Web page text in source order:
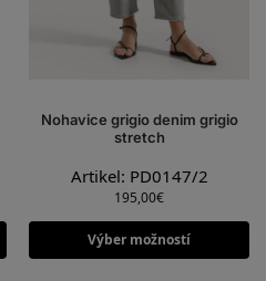
Nohavice grigio denim grigio
stretch
Artikel: PD0147/2
195,00€
Výber možností